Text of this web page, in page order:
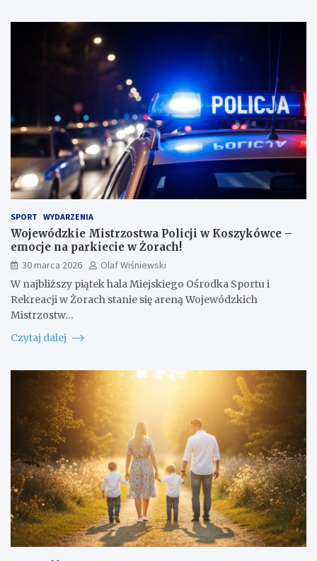
SPORT WYDARZENIA
Wojewódzkie Mistrzostwa Policji w Koszykówce –
emocje na parkiecie w Żorach!
30 marca 2026
Olaf Wiśniewski
W najbliższy piątek hala Miejskiego Ośrodka Sportu i
Rekreacji w Żorach stanie się areną Wojewódzkich
Mistrzostw…
Czytaj dalej